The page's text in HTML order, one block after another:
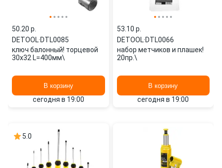
50.20 p.
DETOOL·DTL0085
ключ балонный! торцевой
30x32 L=400мм\
В корзину
сегодня в 19:00
53.10 p.
DETOOL·DTL0066
набор метчиков и плашек!
20пр.\
В корзину
сегодня в 19:00
5.0